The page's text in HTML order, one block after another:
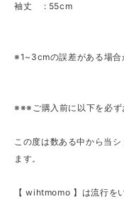
袖丈 : 55cm
※1~3cmの誤差がある場合
※※※ご購入前に以下を必
この度は数ある中から当
ます。
【 wihtmomo 】は流行を